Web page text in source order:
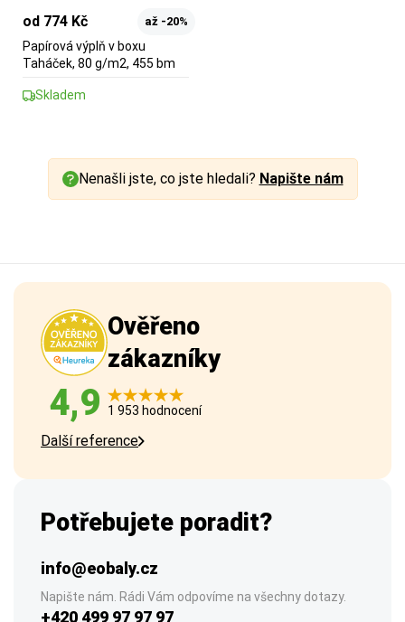
od 774 Kč až -20%
Papírová výplň v boxu
Taháček, 80 g/m2, 455 bm
Skladem
Nenašli jste, co jste hledali? Napište nám
Ověřeno
zákazníky
4,9 1 953 hodnocení
Další reference
Potřebujete poradit?
info@eobaly.cz
Napište nám. Rádi Vám odpovíme na všechny dotazy.
+420 499 97 97 97